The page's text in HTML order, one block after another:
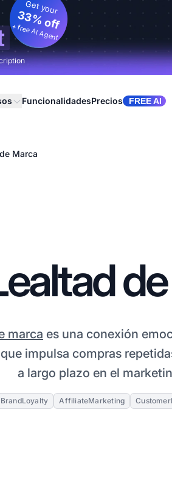
Get your
33% off
+ free AI Agent
FuncionalidadesPrecios FREE AI
Marca
marca es una conexión
impulsa compras
a largo plazo en el
BrandLoyalty AffiliateMarketing